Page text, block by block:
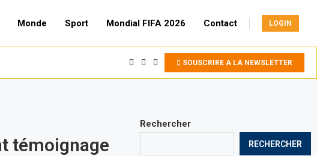
Monde Sport Mondial FIFA 2026 Contact LOGIN
SOUSCRIRE A LA NEWSLETTER
témoignage
Rechercher
RECHERCHER